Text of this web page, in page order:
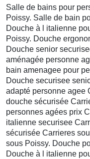
Salle de bains pour
Poissy. Salle de bain
Douche à l italienne
Poissy. Douche
Douche senior
aménagée personne
bain amenagee pour
Douche securisee
adapté personne agee
douche sécurisée
personnes agées prix
italienne securisee
sécurisée Carrieres
sous Poissy. Douche
Douche à l italienne